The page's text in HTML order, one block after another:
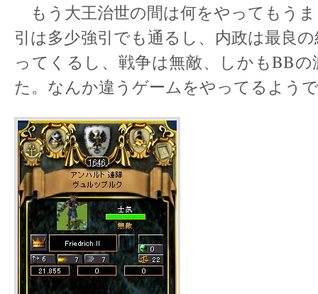
もう大王治世の間は何をやってもう
引は多少強引でも通るし、内政は最良
ってくるし、戦争は無敵、しかもBB
た。なんか違うゲームをやってるよう